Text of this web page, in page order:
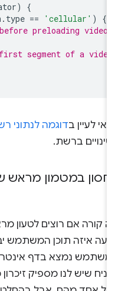
.type == 'cellular'
before preloading video
first segment of a
לעיין בדוגמה לנתוני רשת
ברשת.
במטמון מראש של
קורה אם רוצים לטעון
איזה תוכן המשתמש
שיש לנו מספיק זיכרון